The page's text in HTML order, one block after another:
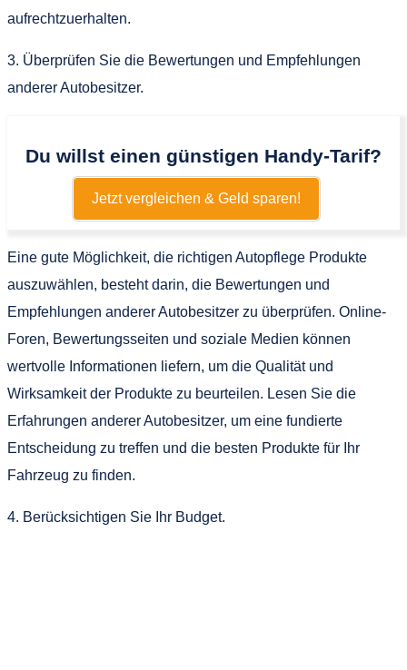
aufrechtzuerhalten.
3. Überprüfen Sie die Bewertungen und Empfehlungen
anderer Autobesitzer.
Du willst einen günstigen Handy-Tarif?
Jetzt vergleichen & Geld sparen!
Eine gute Möglichkeit, die richtigen Autopflege Produkte
auszuwählen, besteht darin, die Bewertungen und
Empfehlungen anderer Autobesitzer zu überprüfen. Online-
Foren, Bewertungsseiten und soziale Medien können
wertvolle Informationen liefern, um die Qualität und
Wirksamkeit der Produkte zu beurteilen. Lesen Sie die
Erfahrungen anderer Autobesitzer, um eine fundierte
Entscheidung zu treffen und die besten Produkte für Ihr
Fahrzeug zu finden.
4. Berücksichtigen Sie Ihr Budget.